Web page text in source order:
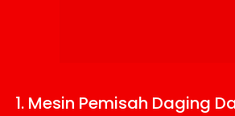
1. Mesin Pemisah Daging